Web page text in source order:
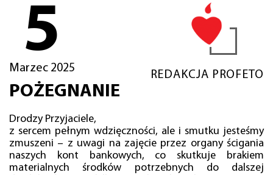
5
Marzec 2025
REDAKCJA PROFETO
POŻEGNANIE
Drodzy Przyjaciele,
z sercem pełnym wdzięczności, ale i smutku jesteśmy
zmuszeni – z uwagi na zajęcie przez organy ścigania
naszych kont bankowych, co skutkuje brakiem
materialnych środków potrzebnych do dalszej